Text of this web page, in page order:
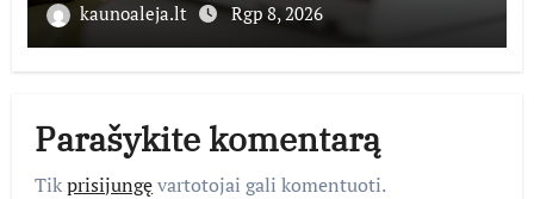
kaunoaleja.lt Rgp 8, 2026
Parašykite komentarą
Tikprisijungęvartotojai gali komentuoti.